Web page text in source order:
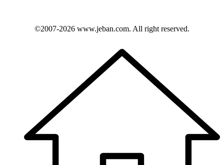
©2007-2026 www.jeban.com. All right reserved.